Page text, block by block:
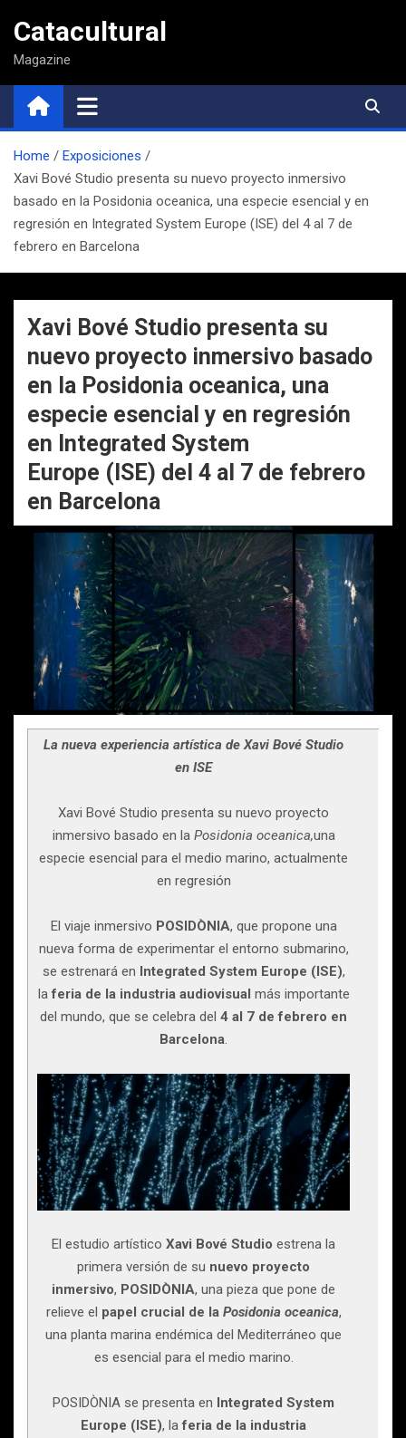
contenido
Catacultural
Magazine
Home
Exposiciones
Xavi Bové Studio presenta su nuevo proyecto inmersivo
basado en la Posidonia oceanica, una especie esencial y en
regresión en Integrated System Europe (ISE) del 4 al 7 de
febrero en Barcelona
Xavi Bové Studio presenta su
nuevo proyecto inmersivo basado
en la Posidonia oceanica, una
especie esencial y en regresión
en Integrated System
Europe (ISE) del 4 al 7 de febrero
en Barcelona
La nueva experiencia artística de Xavi Bové Studio
en ISE
Xavi Bové Studio presenta su nuevo proyecto
inmersivo basado en la Posidonia oceanica,una
especie esencial para el medio marino, actualmente
en regresión
El viaje inmersivo POSIDÒNIA, que propone una
nueva forma de experimentar el entorno submarino,
se estrenará en Integrated System Europe (ISE),
laferia de la industria audiovisual más importante
del mundo, que se celebra del 4 al 7 de febrero en
Barcelona.
El estudio artístico Xavi Bové Studio estrena la
primera versión de su nuevo proyecto
inmersivo, POSIDÒNIA, una pieza que pone de
relieve el papel crucial de la Posidonia oceanica,
una planta marina endémica del Mediterráneo que
es esencial para el medio marino.
POSIDÒNIA se presenta en Integrated System
Europe (ISE), laferia de la industria